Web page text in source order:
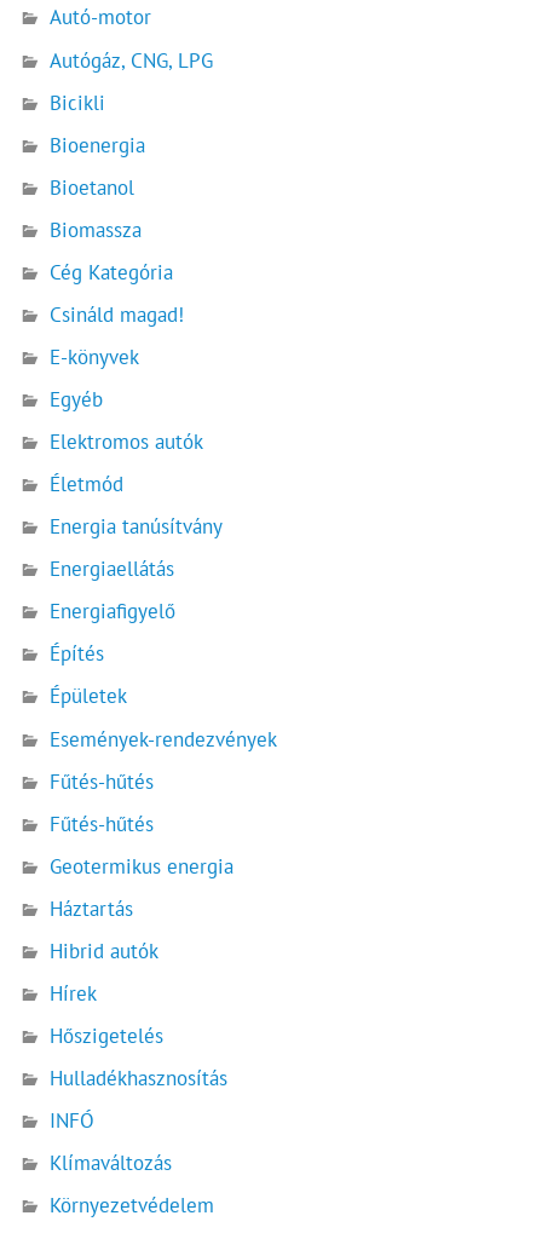
Autó-motor
Autógáz, CNG, LPG
Bicikli
Bioenergia
Bioetanol
Biomassza
Cég Kategória
Csináld magad!
E-könyvek
Egyéb
Elektromos autók
Életmód
Energia tanúsítvány
Energiaellátás
Energiafigyelő
Építés
Épületek
Események-rendezvények
Fűtés-hűtés
Fűtés-hűtés
Geotermikus energia
Háztartás
Hibrid autók
Hírek
Hőszigetelés
Hulladékhasznosítás
INFÓ
Klímaváltozás
Környezetvédelem